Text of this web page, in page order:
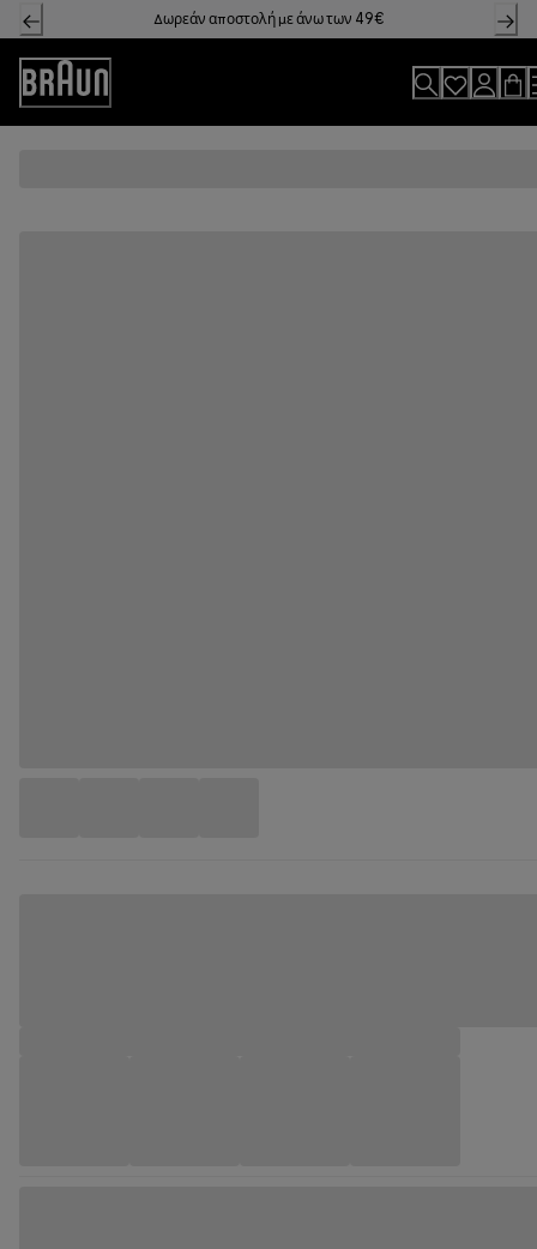
Skip
to
Content
Δωρεάν αποστολή με άνω των 49€
Accessibility
Statement